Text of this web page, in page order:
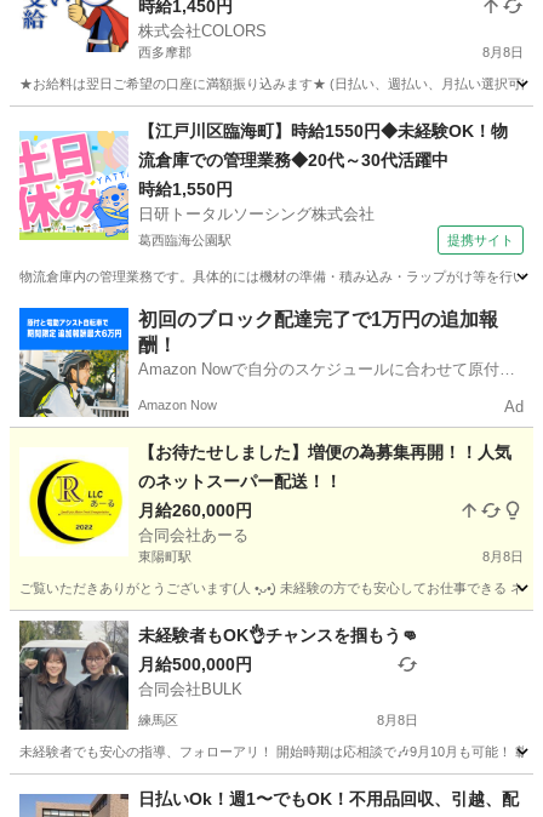
時給1,450円
株式会社COLORS
西多摩郡 8月8日
★お給料は翌日ご希望の口座に満額振り込みます★ (日払い、週払い、月払い選択可
倉庫 給料
【江戸川区臨海町】時給1550円◆未経験OK！物
流倉庫での管理業務◆20代～30代活躍中
時給1,550円
日研トータルソーシング株式会社
葛西臨海公園駅 提携サイト
物流倉庫内の管理業務です。具体的には機材の準備・積み込み・ラップがけ等を行い
葛西臨海公園駅 ドライバー
初回のブロック配達完了で1万円の追加報
酬！
Amazon Nowで自分のスケジュールに合わせて原付や
う！
Amazon Now Ad
【お待たせしました】増便の為募集再開！！人気
のネットスーパー配送！！
月給260,000円
合同会社あーる
東陽町駅 8月8日
ご覧いただきありがとうございます(⁠人⁠ ⁠•͈⁠ᴗ⁠•͈⁠) 未経験の方でも安心してお仕事できる
東京 江東区 東陽町駅 配送 ネットスーパー
未経験者もOK👌チャンスを掴もう👊
月給500,000円
合同会社BULK
練馬区 8月8日
未経験者でも安心の指導、フォローアリ！ 開始時期は応相談で🎶9月10月も可能！
配送 貨物
日払いOk！週1〜でもOK！不用品回収、引越、配